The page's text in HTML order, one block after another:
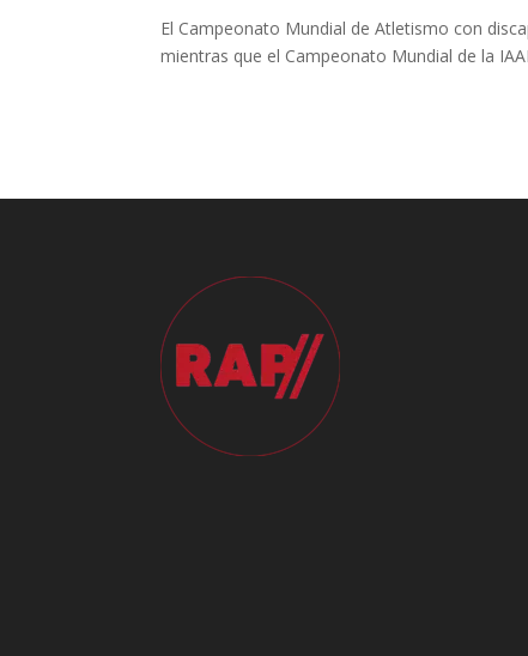
El Campeonato Mundial de Atletismo con
mientras que el Campeonato Mundial de la